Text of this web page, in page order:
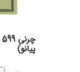
پیانو)